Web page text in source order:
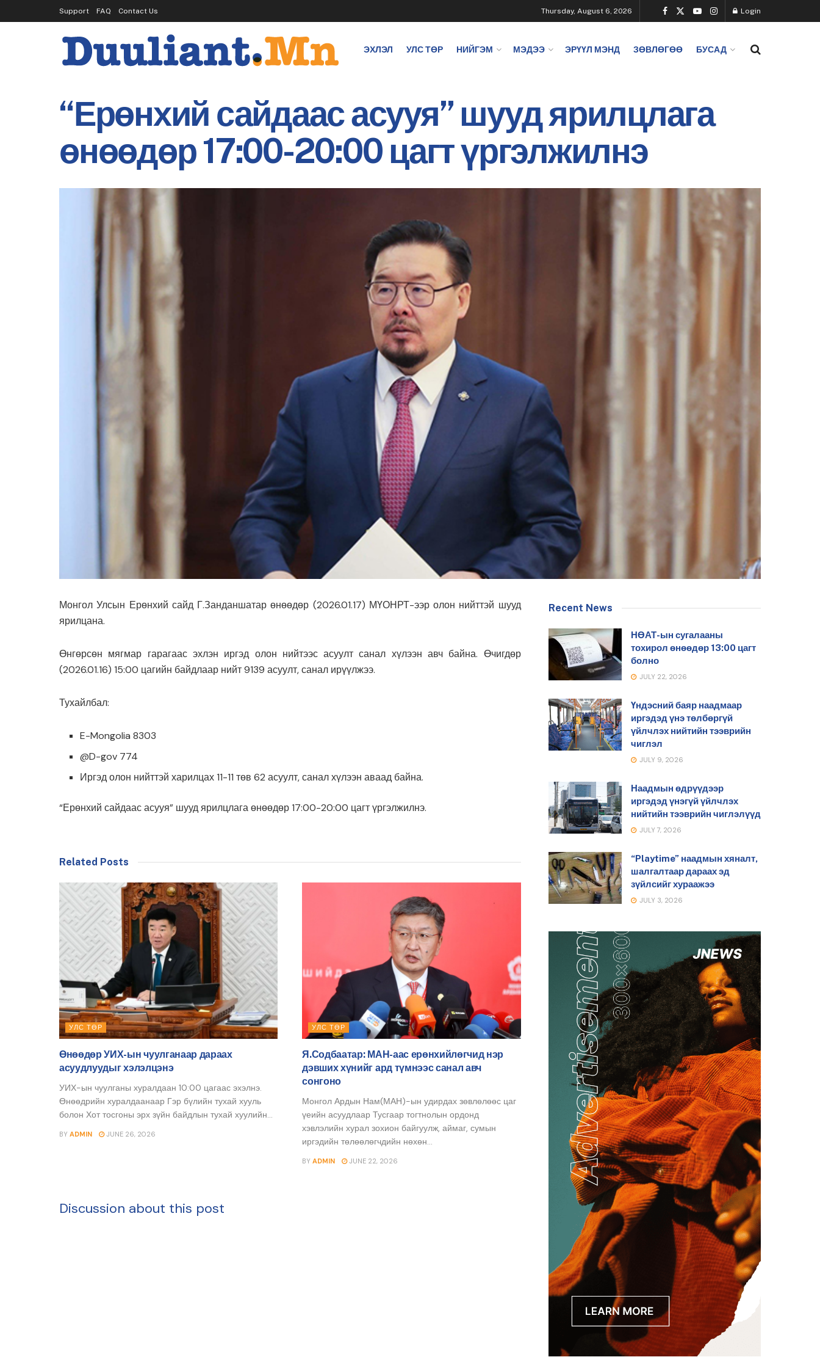
Support FAQ Contact Us Thursday, August 6, 2026 Login
ЭХЛЭЛ УЛС ТӨР НИЙГЭМ МЭДЭЭ ЭРҮҮЛ МЭНД ЗӨВЛӨГӨӨ БУСАД
“Ерөнхий сайдаас асууя” шууд ярилцлага
өнөөдөр 17:00-20:00 цагт үргэлжилнэ
Монгол Улсын Ерөнхий сайд Г.Занданшатар өнөөдөр (2026.01.17) МҮОНРТ-ээр олон нийттэй шууд
ярилцана.
Өнгөрсөн мягмар гарагаас эхлэн иргэд олон нийтээс асуулт санал хүлээн авч байна. Өчигдөр
(2026.01.16) 15:00 цагийн байдлаар нийт 9139 асуулт, санал ирүүлжээ.
Тухайлбал:
E-Mongolia 8303
@D-gov 774
Иргэд олон нийттэй харилцах 11-11 төв 62 асуулт, санал хүлээн аваад байна.
“Ерөнхий сайдаас асууя” шууд ярилцлага өнөөдөр 17:00-20:00 цагт үргэлжилнэ.
Related Posts
УЛС ТӨР
Өнөөдөр УИХ-ын чуулганаар дараах
асуудлуудыг хэлэлцэнэ
УИХ-ын чуулганы хуралдаан 10:00 цагаас эхэлнэ.
Өнөөдрийн хуралдаанаар Гэр бүлийн тухай хууль
болон Хот тосгоны эрх зүйн байдлын тухай хуулийн...
BY ADMIN JUNE 26, 2026
УЛС ТӨР
Я.Содбаатар: МАН-аас ерөнхийлөгчид нэр
дэвших хүнийг ард түмнээс санал авч
сонгоно
Монгол Ардын Нам(МАН)-ын удирдах зөвлөлөөс цаг
үеийн асуудлаар Тусгаар тогтнолын ордонд
хэвлэлийн хурал зохион байгуулж, аймаг, сумын
иргэдийн төлөөлөгчдийн нөхөн...
BY ADMIN JUNE 22, 2026
Discussion about this post
Recent News
НӨАТ-ын сугалааны
тохирол өнөөдөр 13:00 цагт
болно
JULY 22, 2026
Үндэсний баяр наадмаар
иргэдэд үнэ төлбөргүй
үйлчлэх нийтийн тээврийн
чиглэл
JULY 9, 2026
Наадмын өдрүүдээр
иргэдэд үнэгүй үйлчлэх
нийтийн тээврийн чиглэлүүд
JULY 7, 2026
“Playtime” наадмын хяналт,
шалгалтаар дараах эд
зүйлсийг хураажээ
JULY 3, 2026